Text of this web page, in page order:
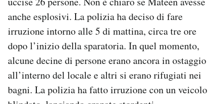
anche esplosivi. La polizia ha deciso di fare
irruzione intorno alle 5 di mattina, circa tre ore
dopo l’inizio della sparatoria. In quel momento,
alcune decine di persone erano ancora in ostaggio
all’interno del locale e altri si erano rifugiati nei
bagni. La polizia ha fatto irruzione con un veicolo